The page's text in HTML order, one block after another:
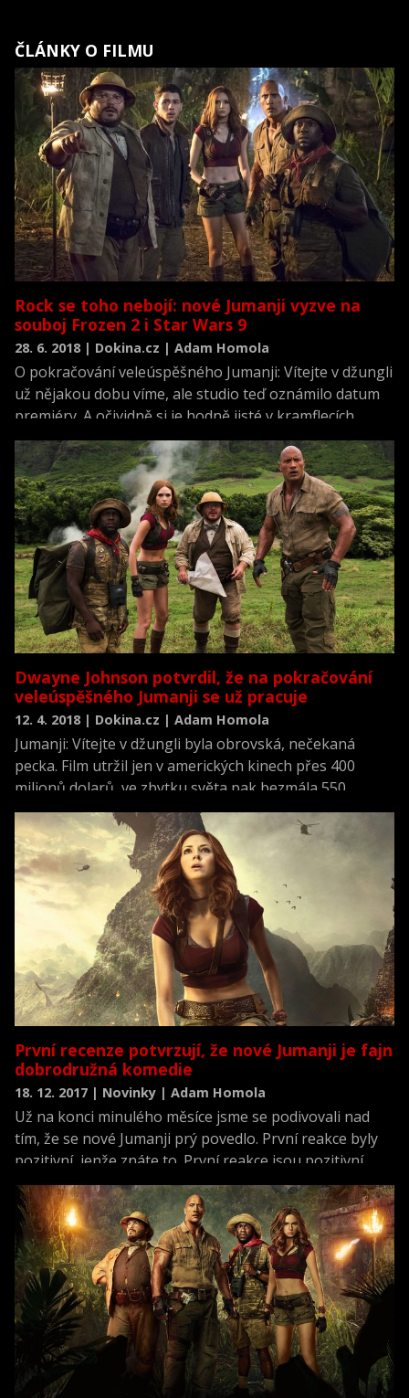
ČLÁNKY O FILMU
Rock se toho nebojí: nové Jumanji vyzve na
souboj Frozen 2 i Star Wars 9
28. 6. 2018 | Dokina.cz | Adam Homola
O pokračování veleúspěšného Jumanji: Vítejte v džungli
už nějakou dobu víme, ale studio teď oznámilo datum
premiéry. A očividně si je hodně jisté v kramflecích,
protože Rocka a jeho partu pošle nejen proti devátým
Star Wars, ale také proti Frozen 2.
Dwayne Johnson potvrdil, že na pokračování
veleúspěšného Jumanji se už pracuje
12. 4. 2018 | Dokina.cz | Adam Homola
Jumanji: Vítejte v džungli byla obrovská, nečekaná
pecka. Film utržil jen v amerických kinech přes 400
milionů dolarů, ve zbytku světa pak bezmála 550
milionů dolarů. Rockovo dobrodružství a pokračování
původního Jumanji se tak vyškrábalo skoro na miliardu
dolarů jen z kin, což nečekal asi nikdo. A tak budeme
mít pokračování.
První recenze potvrzují, že nové Jumanji je fajn
dobrodružná komedie
18. 12. 2017 | Novinky | Adam Homola
Už na konci minulého měsíce jsme se podivovali nad
tím, že se nové Jumanji prý povedlo. První reakce byly
pozitivní, jenže znáte to. První reakce jsou pozitivní
skoro vždycky, dokonce i u takových věcí jako Liga
Spravedlnosti.